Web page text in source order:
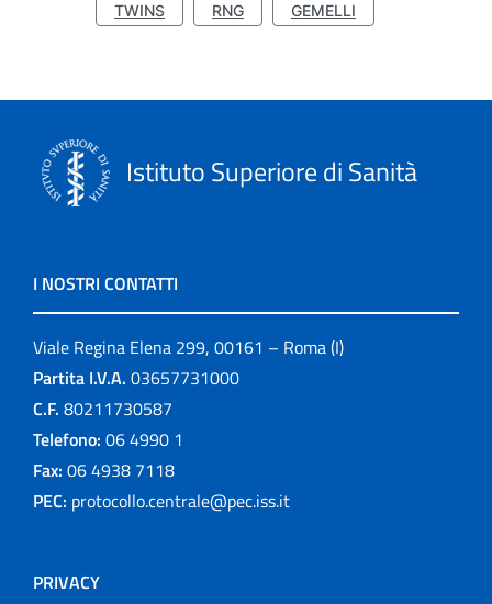
TWINS
RNG GEMELLI
Istituto Superiore di Sanità
I NOSTRI CONTATTI
Viale Regina Elena 299, 00161 – Roma (I)
Partita I.V.A. 03657731000
C.F. 80211730587
Telefono: 06 4990 1
Fax: 06 4938 7118
PEC: protocollo.centrale@pec.iss.it
PRIVACY